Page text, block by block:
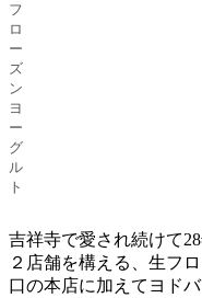
フ
ロ
ー
ズ
ン
ヨ
ー
グ
ル
ト
吉祥寺で愛され続けて
２店舗を構える、生フ
口の本店に加えてヨド